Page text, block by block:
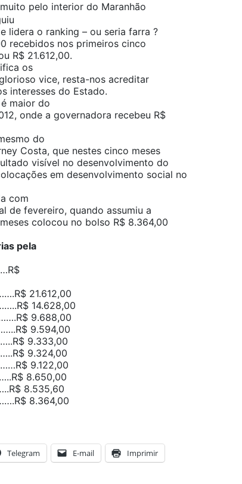
pelo interior do Maranhão
lidera o ranking – ou seria farra ?
recebidos nos primeiros cinco
R$ 21.612,00.
os
vice, resta-nos acreditar
interesses do Estado.
maior do
onde a governadora recebeu R$
do
Costa, que nestes cinco meses
visível no desenvolvimento do
em desenvolvimento social no
com
de fevereiro, quando assumiu a
colocou no bolso R$ 8.364,00
pela
21.612,00
14.628,00
9.688,00
9.594,00
9.333,00
9.324,00
9.122,00
8.650,00
8.535,60
8.364,00
Telegram E-mail Imprimir